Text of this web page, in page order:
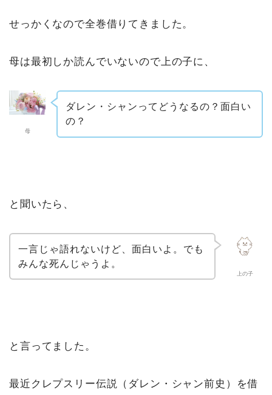
せっかくなので全巻借りてきました。
母は最初しか読んでいないので上の子に、
母
ダレン・シャンってどうなるの？面白い
の？
と聞いたら、
上の子
一言じゃ語れないけど、面白いよ。でも
みんな死んじゃうよ。
と言ってました。
最近クレプスリー伝説（ダレン・シャン前史）を借